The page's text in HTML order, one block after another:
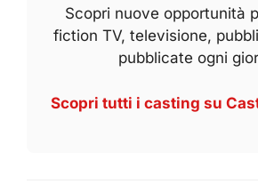
Scopri nuove opportunità
fiction TV, televisione,
pubblicate ogni
Scopri tutti i casting su